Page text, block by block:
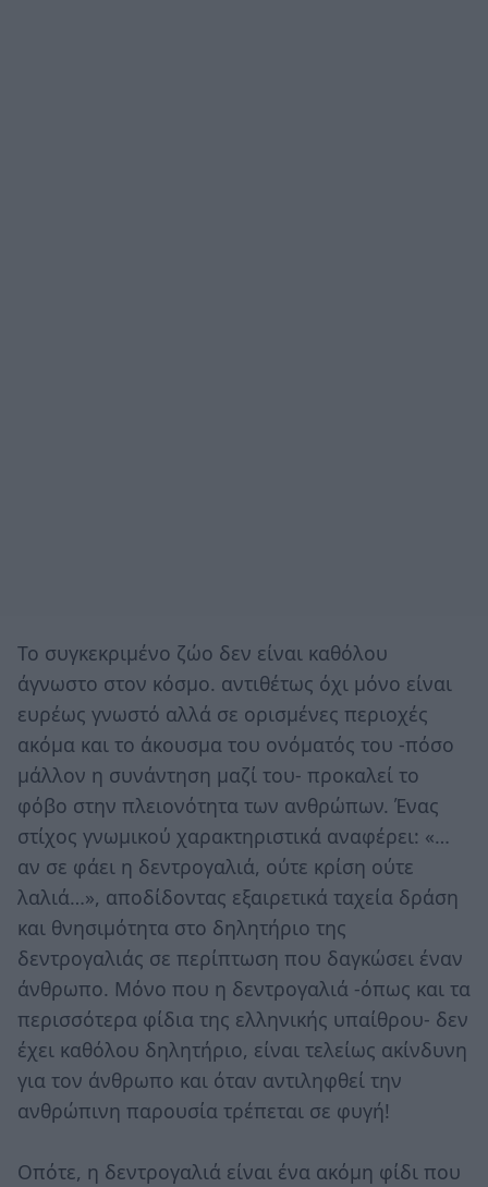
To συγκεκριμένο ζώο δεν είναι καθόλου
άγνωστο στον κόσμο. αντιθέτως όχι μόνο είναι
ευρέως γνωστό αλλά σε ορισμένες περιοχές
ακόμα και το άκουσμα του ονόματός του -πόσο
μάλλον η συνάντηση μαζί του- προκαλεί το
φόβο στην πλειονότητα των ανθρώπων. Ένας
στίχος γνωμικού χαρακτηριστικά αναφέρει: «…
αν σε φάει η δεντρογαλιά, ούτε κρίση ούτε
λαλιά…», αποδίδοντας εξαιρετικά ταχεία δράση
και θνησιμότητα στο δηλητήριο της
δεντρογαλιάς σε περίπτωση που δαγκώσει έναν
άνθρωπο. Μόνο που η δεντρογαλιά -όπως και τα
περισσότερα φίδια της ελληνικής υπαίθρου- δεν
έχει καθόλου δηλητήριο, είναι τελείως ακίνδυνη
για τον άνθρωπο και όταν αντιληφθεί την
ανθρώπινη παρουσία τρέπεται σε φυγή!
Οπότε, η δεντρογαλιά είναι ένα ακόμη φίδι που